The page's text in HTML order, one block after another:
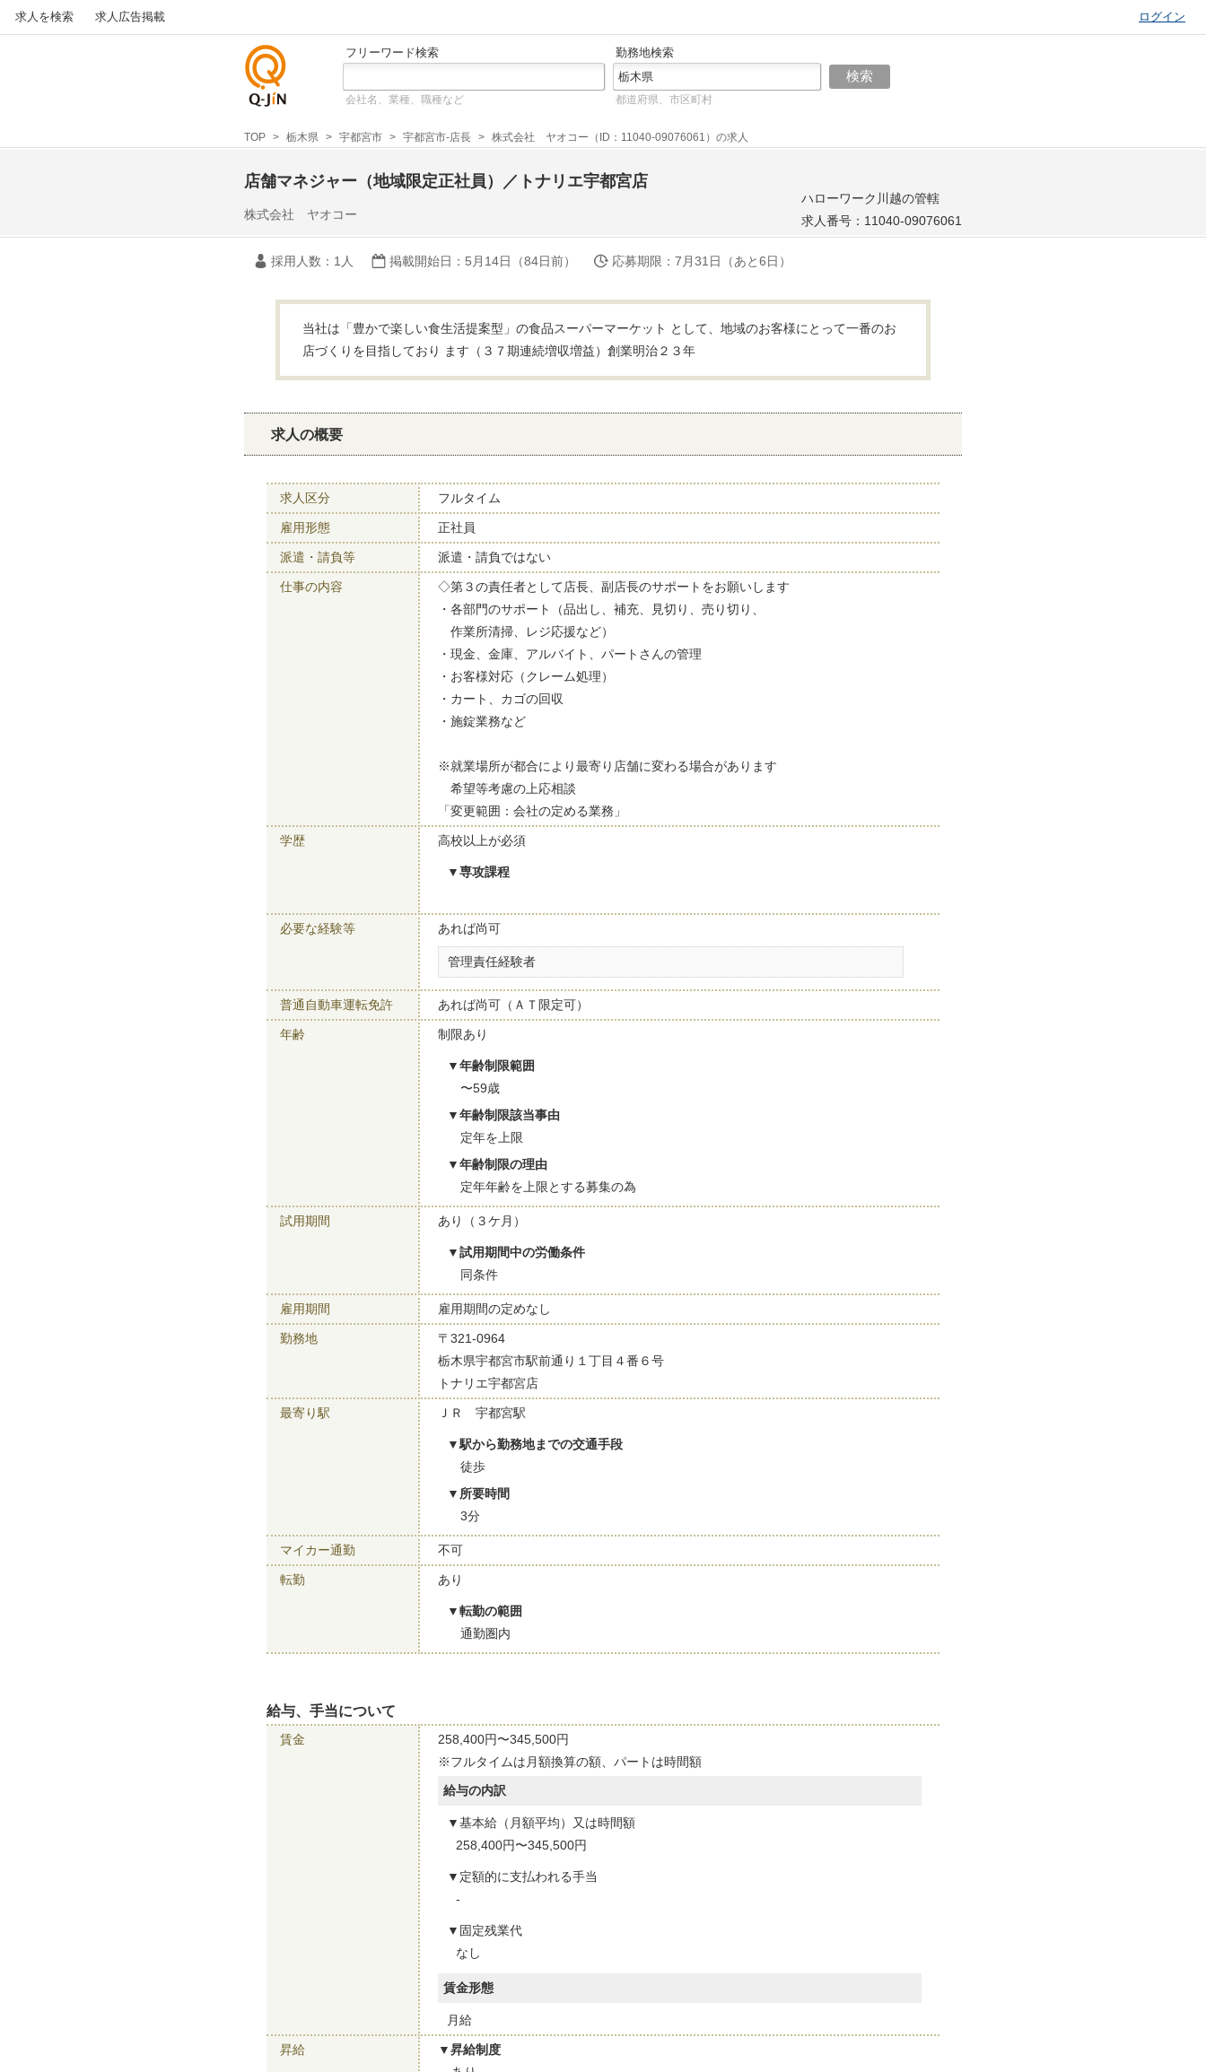
求人を検索 求人広告掲載 ログイン
しの求
人サイ
フリーワード検索 勤務地検索
会社名、業種、職種など 都道府県、市区町村
TOP 栃木県 宇都宮市 宇都宮市-店長 株式会社 ヤオコー（ID：11040-09076061）の求人
店舗マネジャー（地域限定正社員）／トナリエ宇都宮店
株式会社 ヤオコー
ハローワーク川越の管轄
求人番号：11040-09076061
採用人数 ：1人 掲載開始日 ：5月14日（84日前） 応募期限 ：7月31日（あと6日）
当社は「豊かで楽しい食生活提案型」の食品スーパーマーケット として、地域のお客様にとって一番のお
店づくりを目指しており ます（３７期連続増収増益）創業明治２３年
求人の概要
求人区分 フルタイム
雇用形態 正社員
派遣・請負等 派遣・請負ではない
仕事の内容
◇第３の責任者として店長、副店長のサポートをお願いします
・各部門のサポート（品出し、補充、見切り、売り切り、
作業所清掃、レジ応援など）
・現金、金庫、アルバイト、パートさんの管理
・お客様対応（クレーム処理）
・カート、カゴの回収
・施錠業務など
※就業場所が都合により最寄り店舗に変わる場合があります
希望等考慮の上応相談
「変更範囲：会社の定める業務」
学歴 高校以上が必須
専攻課程
必要な経験等 あれば尚可
管理責任経験者
普通自動車運転免許 あれば尚可（ＡＴ限定可）
年齢 制限あり
年齢制限範囲
〜59歳
年齢制限該当事由
定年を上限
年齢制限の理由
定年年齢を上限とする募集の為
試用期間 あり（３ケ月）
試用期間中の労働条件
同条件
雇用期間 雇用期間の定めなし
勤務地
〒321-0964
栃木県宇都宮市駅前通り１丁目４番６号
トナリエ宇都宮店
最寄り駅 ＪＲ 宇都宮駅
駅から勤務地までの交通手段
徒歩
所要時間
3分
マイカー通勤 不可
転勤 あり
転勤の範囲
通勤圏内
給与、手当について
賃金
258,400円〜345,500円
※フルタイムは月額換算の額、パートは時間額
給与の内訳
基本給（月額平均）又は時間額
258,400円〜345,500円
定額的に支払われる手当
-
固定残業代
なし
賃金形態
月給
昇給
昇給制度